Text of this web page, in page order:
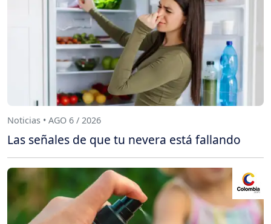
Noticias • AGO 6 / 2026
Las señales de que tu nevera está fallando